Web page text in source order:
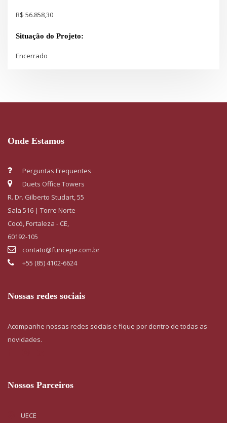
R$ 56.858,30
Situação do Projeto:
Encerrado
Onde Estamos
Perguntas Frequentes
Duets Office Towers
R. Dr. Gilberto Studart, 55
Sala 516 | Torre Norte
Cocó, Fortaleza - CE,
60192-105
contato@funcepe.com.br
+55 (85) 4102-6624
Nossas redes sociais
Acompanhe nossas redes sociais e fique por dentro de todas as
novidades.
Nossos Parceiros
UECE